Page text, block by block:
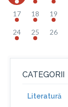
17 18 19
24 25 26
CATEGORII
Literatură